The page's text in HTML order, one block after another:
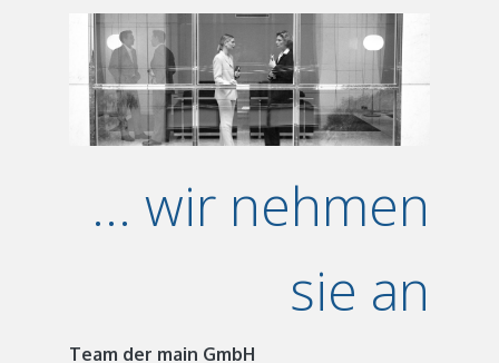
... wir nehmen
sie an
Team der main GmbH